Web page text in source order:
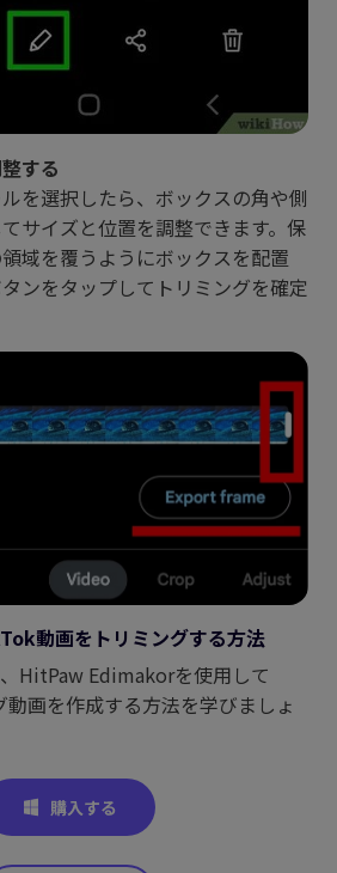
する
を選択したら、ボックスの角や側
サイズと位置を調整できます。保
域を覆うようにボックスを配置
ンをタップしてトリミングを確定
動画をトリミングする方法
HitPaw Edimakorを使用して
画を作成する方法を学びましょ